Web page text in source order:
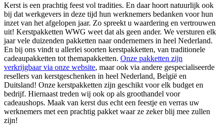
Kerst is een prachtig feest vol tradities. En daar hoort natuurlijk ook
bij dat werkgevers in deze tijd hun werknemers bedanken voor hun
inzet van het afgelopen jaar. Zo spreekt u waardering en vertrouwen
uit! Kerstpakketten WWG weet dat als geen ander. We versturen elk
jaar vele duizenden pakketten naar ondernemers in heel Nederland.
En bij ons vindt u allerlei soorten kerstpakketten, van traditionele
cadeaupakketten tot themapakketten. Onze pakketten zijn
verkrijgbaar via onze website, maar ook via andere gespecialiseerde
resellers van kerstgeschenken in heel Nederland, België en
Duitsland! Onze kerstpakketten zijn geschikt voor elk budget en
bedrijf. Hiernaast treden wij ook op als groothandel voor
cadeaushops. Maak van kerst dus echt een feestje en verras uw
werknemers met een prachtig pakket waar ze zeker blij mee zullen
zijn!